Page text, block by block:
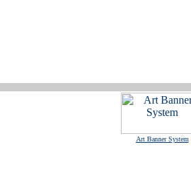
Art Banner System